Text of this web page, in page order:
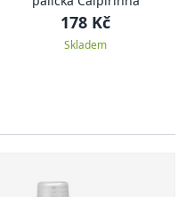
178 Kč
Skladem